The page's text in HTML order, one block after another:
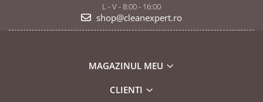
L - V - 8:00 - 16:00
shop@cleanexpert.ro
MAGAZINUL MEU
CLIENTI